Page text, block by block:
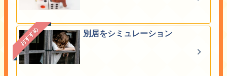
おすすめ 別居をシミュレーション